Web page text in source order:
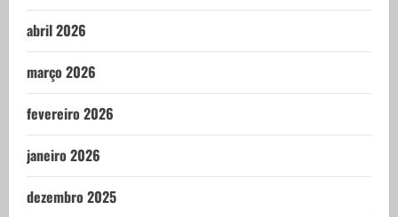
abril 2026
março 2026
fevereiro 2026
janeiro 2026
dezembro 2025